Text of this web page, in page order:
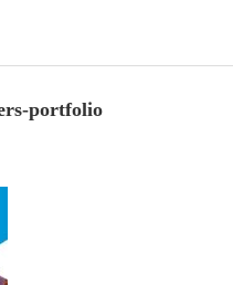
portfolio